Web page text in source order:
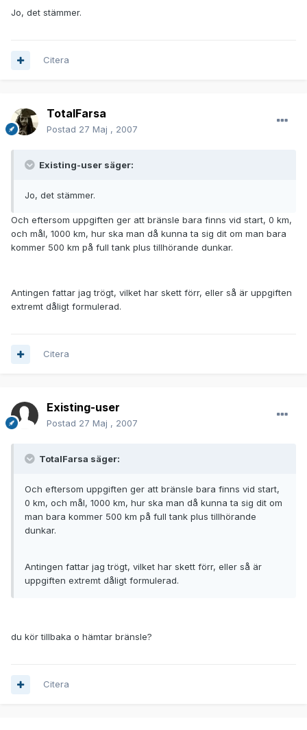
Jo, det stämmer.
Citera
TotalFarsa
Postad 27 Maj , 2007
Existing-user säger:
Jo, det stämmer.
Och eftersom uppgiften ger att bränsle bara finns vid start, 0 km,
och mål, 1000 km, hur ska man då kunna ta sig dit om man bara
kommer 500 km på full tank plus tillhörande dunkar.
Antingen fattar jag trögt, vilket har skett förr, eller så är uppgiften
extremt dåligt formulerad.
Citera
Existing-user
Postad 27 Maj , 2007
TotalFarsa säger:
Och eftersom uppgiften ger att bränsle bara finns vid start,
0 km, och mål, 1000 km, hur ska man då kunna ta sig dit om
man bara kommer 500 km på full tank plus tillhörande
dunkar.
Antingen fattar jag trögt, vilket har skett förr, eller så är
uppgiften extremt dåligt formulerad.
du kör tillbaka o hämtar bränsle?
Citera